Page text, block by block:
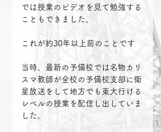
では授業のビデオを見て勉強する
こともできました。
これが約30年以上前のことです
当時、最新の予備校では名物カリ
スマ教師が全校の予備校支部に衛
星放送をして地方でも東大行ける
レベルの授業を配信し出していま
した。